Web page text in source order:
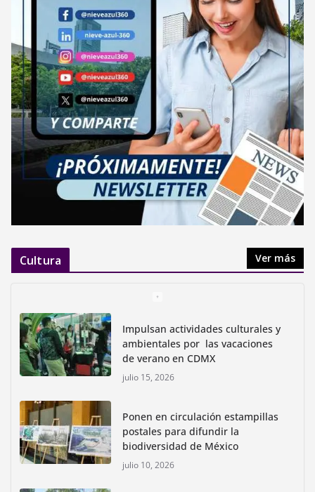
Cultura Ver más
Impulsan actividades culturales y
ambientales por las vacaciones
de verano en CDMX
julio 15, 2026
Ponen en circulación estampillas
postales para difundir la
biodiversidad de México
julio 10, 2026